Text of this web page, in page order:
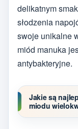
delikatnym
słodzenia
swoje unikalne
miód manuka
antybakteryjne.
Jakie są
miodu